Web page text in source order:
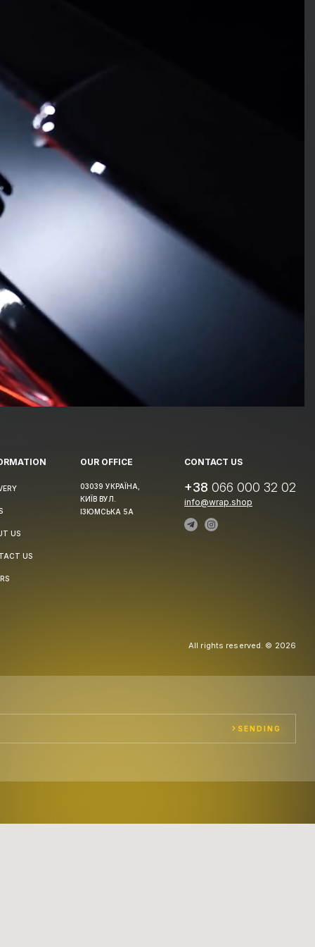
US
US
OUR OFFICE
03039 УКРАЇНА,
КИЇВ ВУЛ.
ІЗЮМСЬКА 5А
CONTACT US
+38 066 000 32 02
info@wrap.shop
All rights reserved. © 2026
SENDING